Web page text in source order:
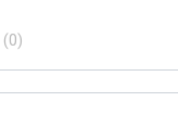
(0)